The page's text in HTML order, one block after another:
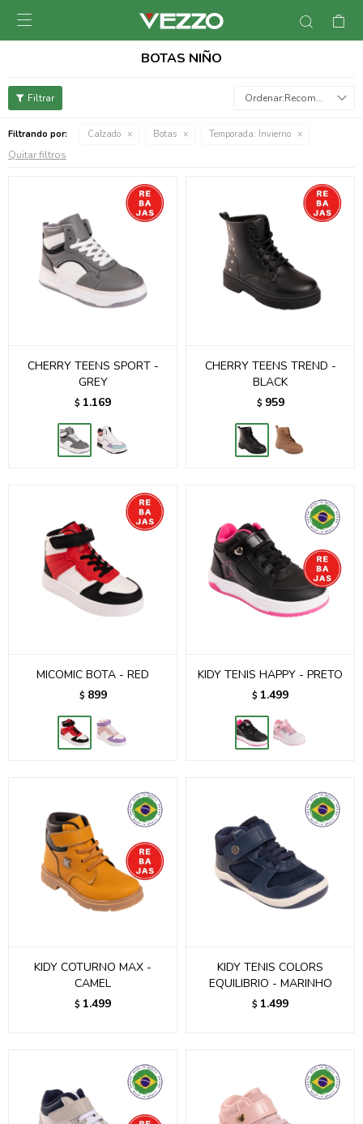

BOTAS NIÑO
Recomendados
Filtrando por: Calzado Botas Temporada: Invierno
Quitar filtros
CHERRY TEENS SPORT -
GREY
$ 1.169
CHERRY TEENS TREND -
BLACK
$ 959
MICOMIC BOTA - RED
$ 899
KIDY TENIS HAPPY - PRETO
$ 1.499
KIDY COTURNO MAX -
CAMEL
$ 1.499
KIDY TENIS COLORS
EQUILIBRIO - MARINHO
$ 1.499